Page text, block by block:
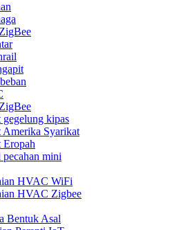
gegelung kipas
Amerika Syarikat
Eropah
pecahan mini
HVAC WiFi
HVAC Zigbee
Bentuk Asal